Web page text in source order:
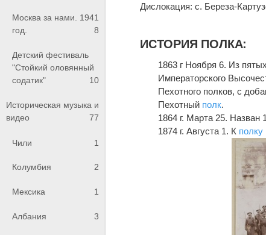
Москва за нами. 1941
год.
8
Детский фестиваль
"Стойкий оловянный
содатик"
10
Историческая музыка и
видео
77
Чили 1
Колумбия 2
Мексика 1
Албания 3
Дислокация: с. Береза-
ИСТОРИЯ ПОЛКА:
1863 г Ноября 6. Из
Императорского
Пехотного полков, с
Пехотный полк.
1864 г. Марта 25.
1874 г. Августа 1. К полку